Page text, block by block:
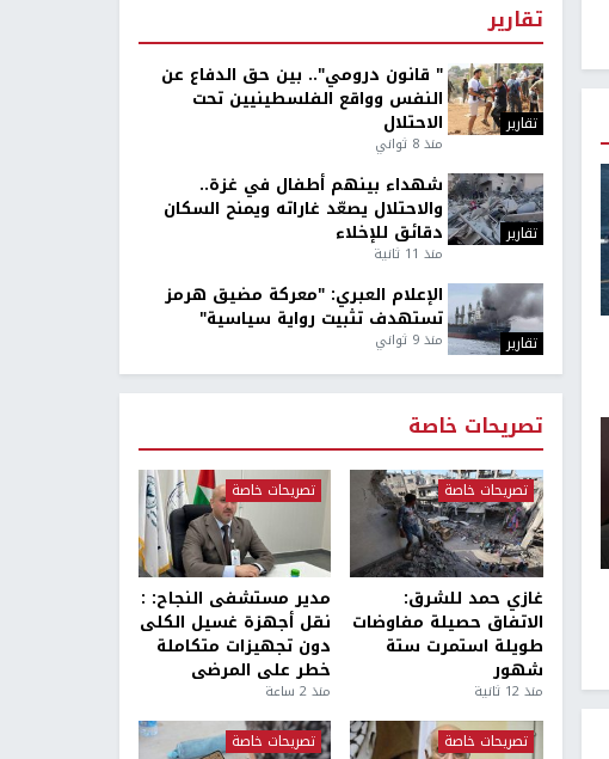
تقارير
تقارير
" قانون درومي".. بين حق الدفاع عن
النفس وواقع الفلسطينيين تحت
الاحتلال
منذ 8 ثواني
تقارير
شهداء بينهم أطفال في غزة..
والاحتلال يصعّد غاراته ويمنح السكان
دقائق للإخلاء
منذ 11 ثانية
تقارير
الإعلام العبري: "معركة مضيق هرمز
تستهدف تثبيت رواية سياسية"
منذ 9 ثواني
تصريحات خاصة
تصريحات خاصة
غازي حمد للشرق:
الاتفاق حصيلة مفاوضات
طويلة استمرت ستة
شهور
منذ 12 ثانية
تصريحات خاصة
مدير مستشفى النجاح: :
نقل أجهزة غسيل الكلى
دون تجهيزات متكاملة
خطر على المرضى
منذ 2 ساعة
تصريحات خاصة تصريحات خاصة